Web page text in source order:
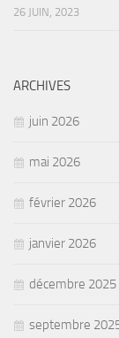
26 JUIN, 2023
ARCHIVES
juin 2026
mai 2026
février 2026
janvier 2026
décembre 2025
septembre